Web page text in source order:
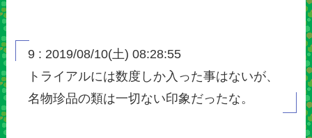
9 : 2019/08/10(土) 08:28:55
トライアルには数度しか入った事はないが、
名物珍品の類は一切ない印象だったな。